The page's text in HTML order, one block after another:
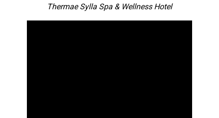
Thermae Sylla Spa & Wellness Hotel